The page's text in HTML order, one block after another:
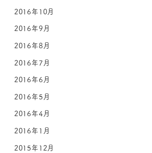
2016年10月
2016年9月
2016年8月
2016年7月
2016年6月
2016年5月
2016年4月
2016年1月
2015年12月